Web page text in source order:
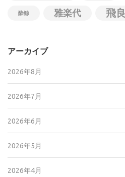
酔鯨 雅楽代 飛
アーカイブ
2026年8月
2026年7月
2026年6月
2026年5月
2026年4月